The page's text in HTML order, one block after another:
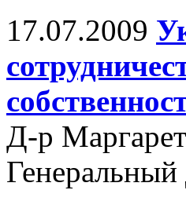
17.07.2009
Д-р